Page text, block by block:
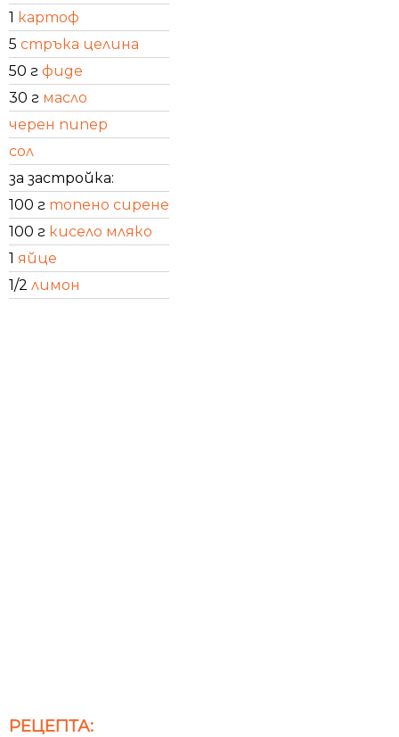
1 картоф
5 стръка целина
50 г фиде
30 г масло
черен пипер
сол
за застройка:
100 г топено сирене
100 г кисело мляко
1 яйце
1/2 лимон
РЕЦЕПТА: